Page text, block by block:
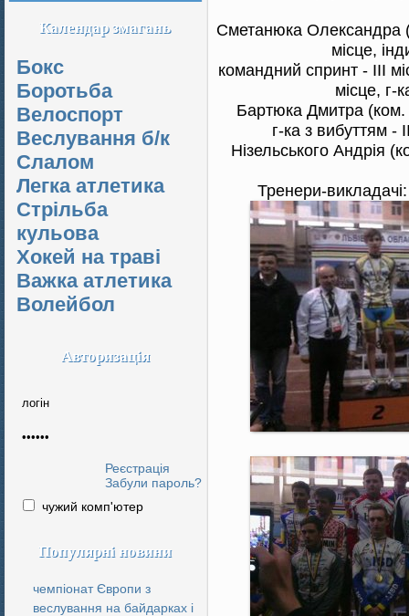
Календар змагань
Бокс
Боротьба
Велоспорт
Веслування б/к
Cлалом
Легка атлетика
Стрільба
кульова
Хокей на траві
Важка атлетика
Волейбол
Авторизація
Реєстрація
Забули пароль?
чужий комп'ютер
Популярні новини
чемпіонат Європи з
веслування на байдарках і
Сметанюка Олександра
місце,
командний спринт - ІІІ
місце, г-
Бартюка Дмитра (ком.
г-ка з вибуттям -
Нізельського Андрія
Тренери-